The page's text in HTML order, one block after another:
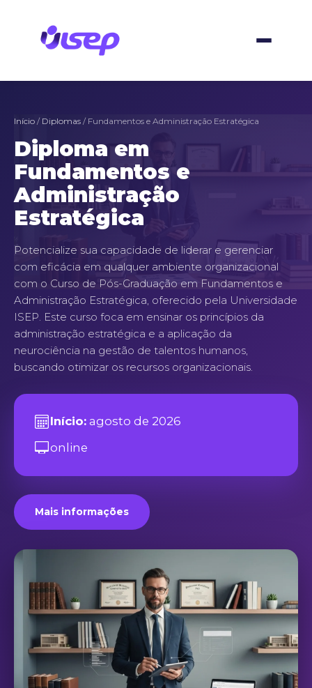
Início / Diplomas / Fundamentos e Administração Estratégica
Diploma em
Fundamentos e
Administração
Estratégica
Potencialize sua capacidade de liderar e gerenciar
com eficácia em qualquer ambiente organizacional
com o Curso de Pós-Graduação em Fundamentos e
Administração Estratégica, oferecido pela Universidade
ISEP. Este curso foca em ensinar os princípios da
administração estratégica e a aplicação da
neurociência na gestão de talentos humanos,
buscando otimizar os recursos organizacionais.
Início: agosto de 2026
online
Mais informações